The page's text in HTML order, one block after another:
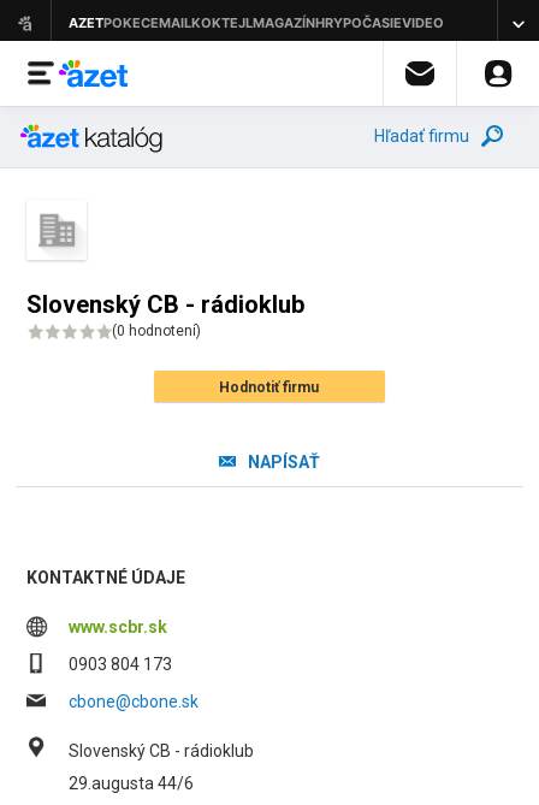
Hľadať firmu
Slovenský CB - rádioklub
(0 hodnotení)
Hodnotiť firmu
NAPÍSAŤ
KONTAKTNÉ ÚDAJE
www.scbr.sk
0903 804 173
cbone@cbone.sk
Slovenský CB - rádioklub
29.augusta 44/6